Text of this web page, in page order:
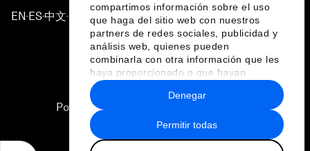
compartimos información sobre el uso
que haga del sitio web con nuestros
partners de redes sociales, publicidad y
análisis web, quienes pueden
combinarla con otra información que les
haya proporcionado o que hayan
recopilado a partir del uso que haya
hecho de sus servicios.
Permitir todas
Denegar
EN ▪ ES▪中文▪ 日本語
Política de privacidad y normas de uso